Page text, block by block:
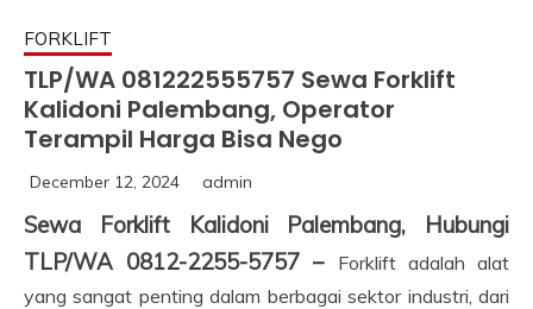
FORKLIFT
TLP/WA 081222555757 Sewa Forklift
Kalidoni Palembang, Operator
Terampil Harga Bisa Nego
December 12, 2024 admin
Sewa Forklift Kalidoni Palembang, Hubungi
TLP/WA 0812-2255-5757 – Forklift adalah alat
yang sangat penting dalam berbagai sektor industri, dari